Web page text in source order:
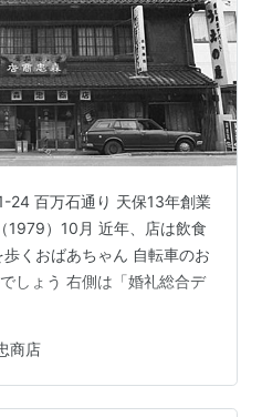
24 百万石通り 天保13年創業
1979）10月 近年、店は飲食
くおばあちゃん 自転車のお
しょう 右側は「婚礼総合デ
商店